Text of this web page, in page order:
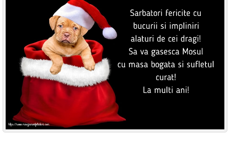
Conecteaza-te